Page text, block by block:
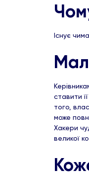
Існує
ставити
того,
може
Хакери
великої